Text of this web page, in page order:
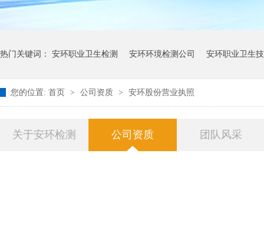
热门关键词： 安环职业卫生检测 安环环境检测公司 安环职业卫生
您的位置: 首页 > 公司资质 > 安环股份营业执照
关于安环检测 公司资质 团队风采